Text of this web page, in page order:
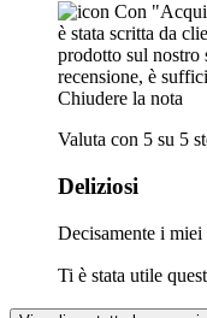
Con
è stata scritta da
prodotto sul nostro
recensione, è
Chiudere la nota
Valuta con 5 su 5
Deliziosi
Decisamente i
Ti è stata utile